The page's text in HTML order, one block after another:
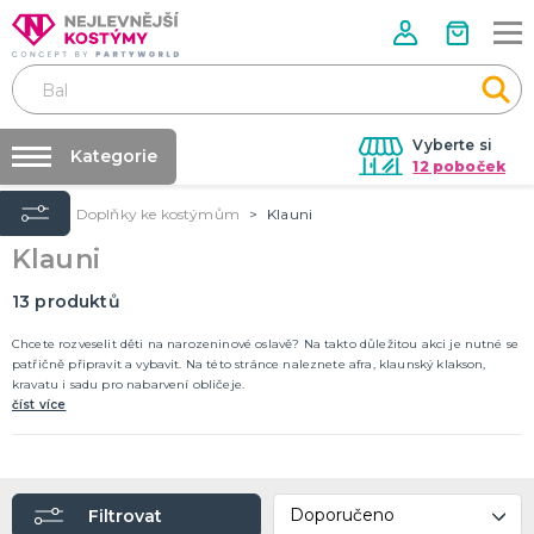
Vyberte si
12 poboček
Půjčovna kostýmů
Párty výzdoba na klíč
Nafukování balónků
Prodejny
Rozvoz
Párty Blog
Kariéra
Kontakt
Kategorie
VALENTÝN
Valentýnské doplňky
Valentýnské hry
PÁLENÍ ČARODEJNIC
Čarodejnické klobouky
Strašidelná výzdoba a dekorace
Doplňky ke kostýmům
DALŠÍ KATEGORIE
Úvod Doplňky ke kostýmům Klauni
Klauni
13 produktů
Chcete rozveselit děti na narozeninové oslavě? Na takto důležitou akci je nutné se
patřičně připravit a vybavit. Na této stránce naleznete afra, klaunský klakson,
kravatu i sadu pro nabarvení obličeje.
číst více
Filtrovat